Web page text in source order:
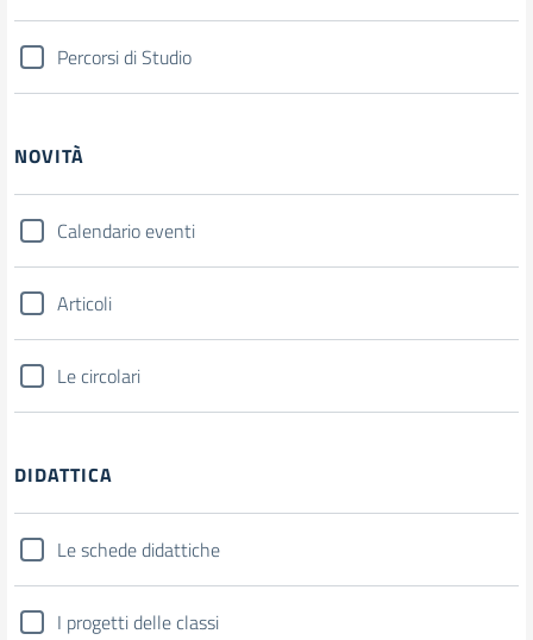
Percorsi di Studio
NOVITÀ
Calendario eventi
Articoli
Le circolari
DIDATTICA
Le schede didattiche
I progetti delle classi